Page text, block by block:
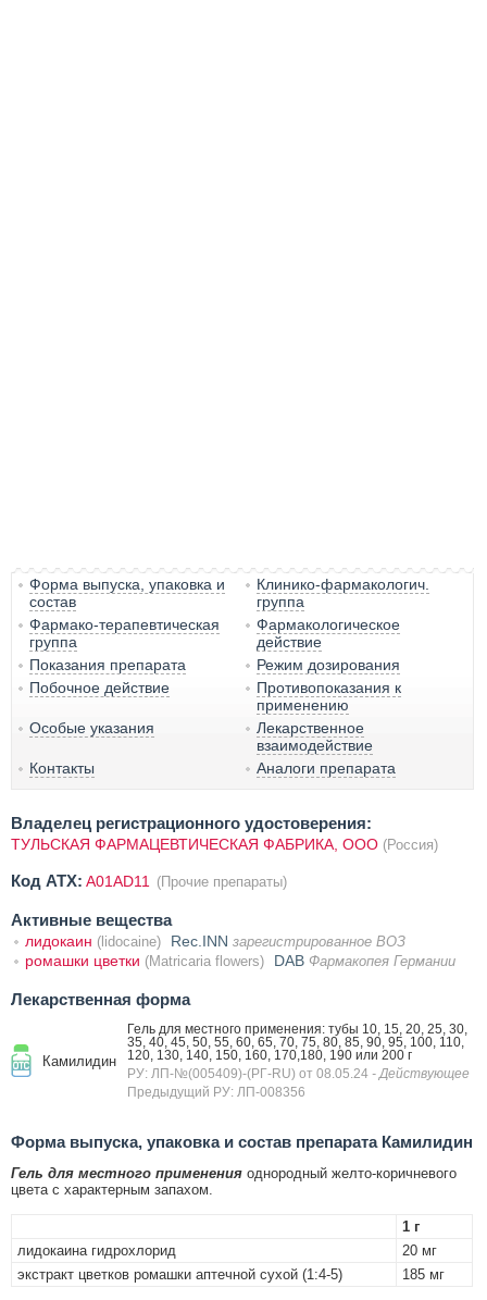
Форма выпуска, упаковка и
состав
Клинико-фармакологич.
группа
Фармако-терапевтическая
группа
Фармакологическое
действие
Показания препарата
Режим дозирования
Побочное действие
Противопоказания к
применению
Особые указания
Лекарственное
взаимодействие
Контакты
Аналоги препарата
Владелец регистрационного удостоверения:
ТУЛЬСКАЯ ФАРМАЦЕВТИЧЕСКАЯ ФАБРИКА, ООО (Россия)
Код ATX: A01AD11 (Прочие препараты)
Активные вещества
лидокаин (lidocaine) Rec.INN зарегистрированное ВОЗ
ромашки цветки (Matricaria flowers) DAB Фармакопея Германии
Лекарственная форма
Камилидин
Гель для местного применения: тубы 10, 15, 20, 25, 30,
35, 40, 45, 50, 55, 60, 65, 70, 75, 80, 85, 90, 95, 100, 110,
120, 130, 140, 150, 160, 170,180, 190 или 200 г
РУ: ЛП-№(005409)-(РГ-RU) от 08.05.24 - Действующее
Предыдущий РУ: ЛП-008356
Форма выпуска, упаковка и состав препарата Камилидин
Гель для местного применения однородный желто-коричневого
цвета с характерным запахом.
1 г
лидокаина гидрохлорид
20 мг
экстракт цветков ромашки аптечной сухой (1:4-5)
185 мг